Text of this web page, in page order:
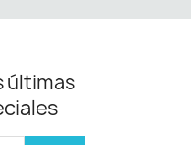
últimas